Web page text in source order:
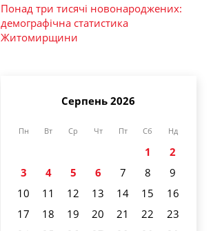
Понад три тисячі новонароджених:
демографічна статистика
Житомирщини
Серпень 2026
Пн Вт Ср Чт Пт Сб Нд
1
2
3
4 5 6 7 8
9
10
11 12 13 14 15
16
17
18 19 20 21 22
23